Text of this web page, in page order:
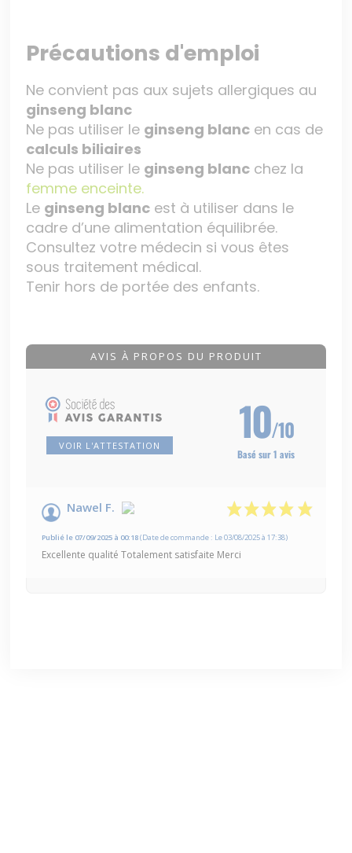
Précautions d'emploi
Ne convient pas aux sujets allergiques au
ginseng blanc
Ne pas utiliser le ginseng blanc en cas de
calculs biliaires
Ne pas utiliser le ginseng blanc chez la
femme enceinte.
Le ginseng blanc est à utiliser dans le
cadre d’une alimentation équilibrée.
Consultez votre médecin si vous êtes
sous traitement médical.
Tenir hors de portée des enfants.
AVIS À PROPOS DU PRODUIT
VOIR L'ATTESTATION 10/10
Basé sur 1 avis
Nawel F.
Publié le 07/09/2025 à 00:18(Date de commande : Le 03/08/2025 à 17:38)
Excellente qualité Totalement satisfaite Merci